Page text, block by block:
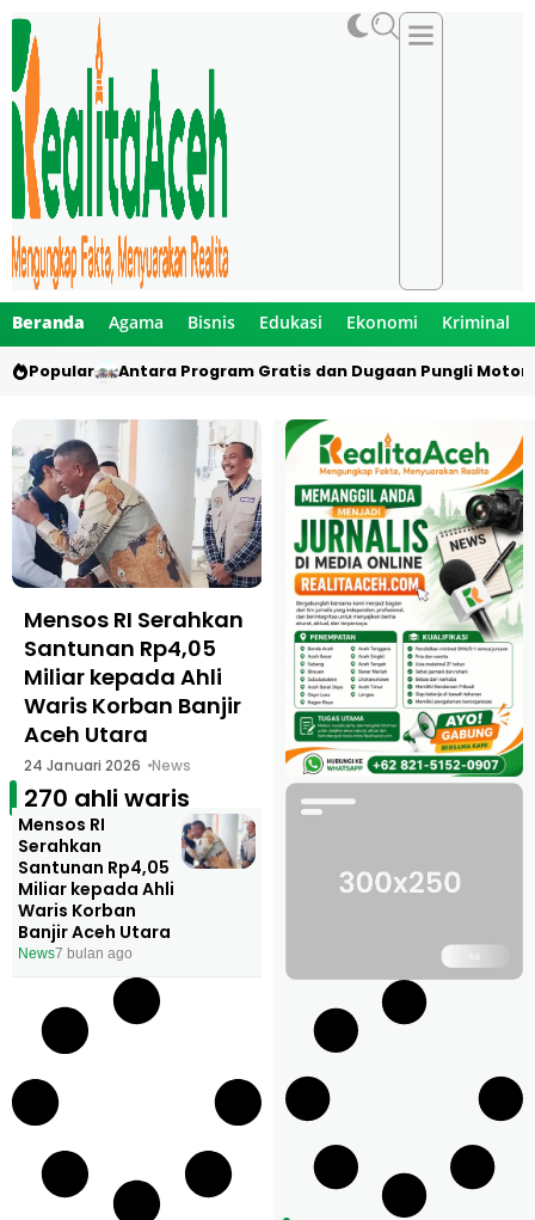
Beranda Agama Bisnis Edukasi Ekonomi Kriminal
Popular Antara Program Gratis dan Dugaan Pungli Motor
Mensos RI Serahkan
Santunan Rp4,05
Miliar kepada Ahli
Waris Korban Banjir
Aceh Utara
24 Januari 2026 News
270 ahli waris
Mensos RI
Serahkan
Santunan Rp4,05
Miliar kepada Ahli
Waris Korban
Banjir Aceh Utara
News7 bulan ago